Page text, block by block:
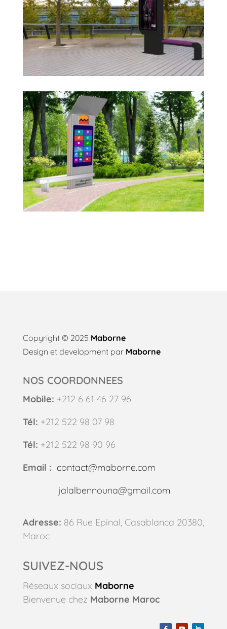
Copyright © 2025 Maborne
Design et development par Maborne
NOS COORDONNEES
Mobile: +212 6 61 46 27 96
Tél: +212 522 98 07 98
Tél: +212 522 98 90 96
Email : contact@maborne.com
jalalbennouna@gmail.com
Adresse: 86 Rue Epinal, Casablanca 20380,
Maroc
SUIVEZ-NOUS
Réseaux sociaux Maborne
Bienvenue chez Maborne Maroc